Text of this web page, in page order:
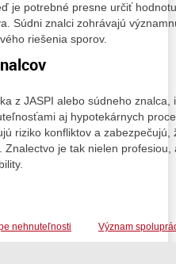
je potrebné presne určiť
Súdni znalci zohrávajú
riešenia sporov.
z JASPI alebo súdneho
aj hypotekárnych
riziko konfliktov a zabezpečujú,
je tak nielen
Význam
nehnuteľnosti